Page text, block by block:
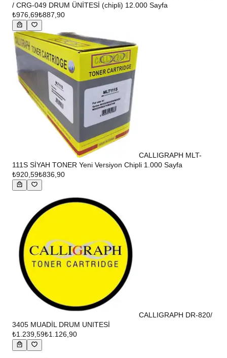
/ CRG-049 DRUM ÜNİTESİ (chipli) 12.000 Sayfa
₺976,69₺887,90
CALLIGRAPH MLT-
111S SİYAH TONER Yeni Versiyon Chipli 1.000 Sayfa
₺920,59₺836,90
CALLIGRAPH DR-820/
3405 MUADİL DRUM UNITESİ
₺1.239,59₺1.126,90